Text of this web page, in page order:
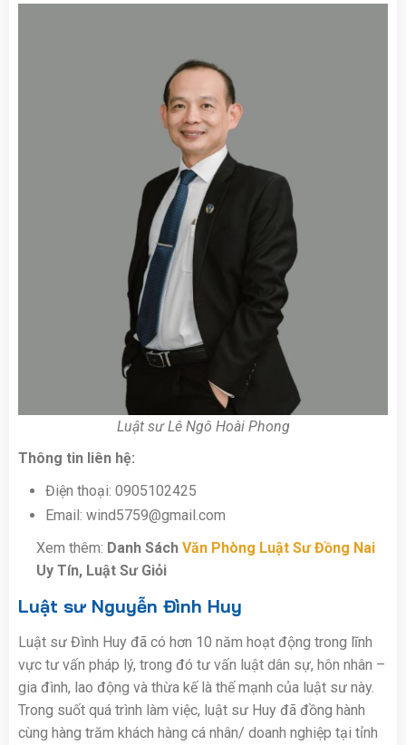
Luật sư Lê Ngô Hoài Phong
Thông tin liên hệ:
Điện thoại: 0905102425
Email: wind5759@gmail.com
Xem thêm: Danh Sách Văn Phòng Luật Sư Đồng Nai
Uy Tín, Luật Sư Giỏi
Luật sư Nguyễn Đình Huy
Luật sư Đình Huy đã có hơn 10 năm hoạt động trong lĩnh
vực tư vấn pháp lý, trong đó tư vấn luật dân sự, hôn nhân –
gia đình, lao động và thừa kế là thế mạnh của luật sư này.
Trong suốt quá trình làm việc, luật sư Huy đã đồng hành
cùng hàng trăm khách hàng cá nhân/ doanh nghiệp tại tỉnh